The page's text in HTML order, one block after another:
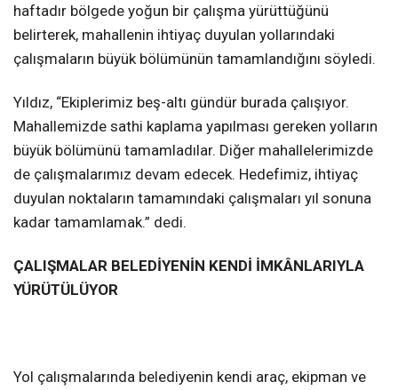
haftadır bölgede yoğun bir çalışma yürüttüğünü
belirterek, mahallenin ihtiyaç duyulan yollarındaki
çalışmaların büyük bölümünün tamamlandığını söyledi.
Yıldız, “Ekiplerimiz beş-altı gündür burada çalışıyor.
Mahallemizde sathi kaplama yapılması gereken yolların
büyük bölümünü tamamladılar. Diğer mahallelerimizde
de çalışmalarımız devam edecek. Hedefimiz, ihtiyaç
duyulan noktaların tamamındaki çalışmaları yıl sonuna
kadar tamamlamak.” dedi.
ÇALIŞMALAR BELEDİYENİN KENDİ İMKÂNLARIYLA
YÜRÜTÜLÜYOR
Yol çalışmalarında belediyenin kendi araç, ekipman ve